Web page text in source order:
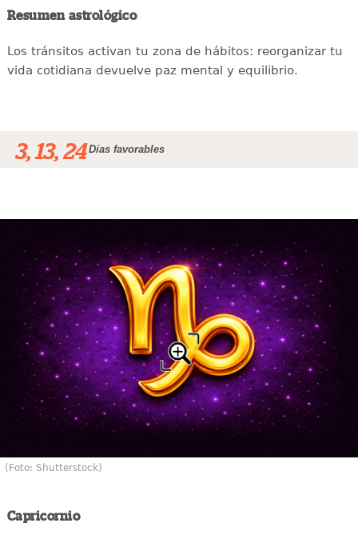
Resumen astrológico
Los tránsitos activan tu zona de hábitos: reorganizar tu
vida cotidiana devuelve paz mental y equilibrio.
3, 13, 24Días favorables
(Foto: Shutterstock)
Capricornio